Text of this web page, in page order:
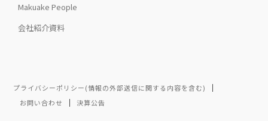
Makuake People
会社紹介資料
プライバシーポリシー(情報の外部送信に関する内容を含む)
お問い合わせ
決算公告